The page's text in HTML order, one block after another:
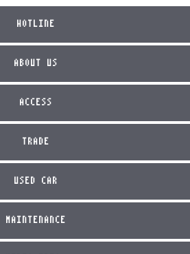
HOTLINE
ABOUT US
ACCESS
TRADE
USED CAR
MAINTENANCE